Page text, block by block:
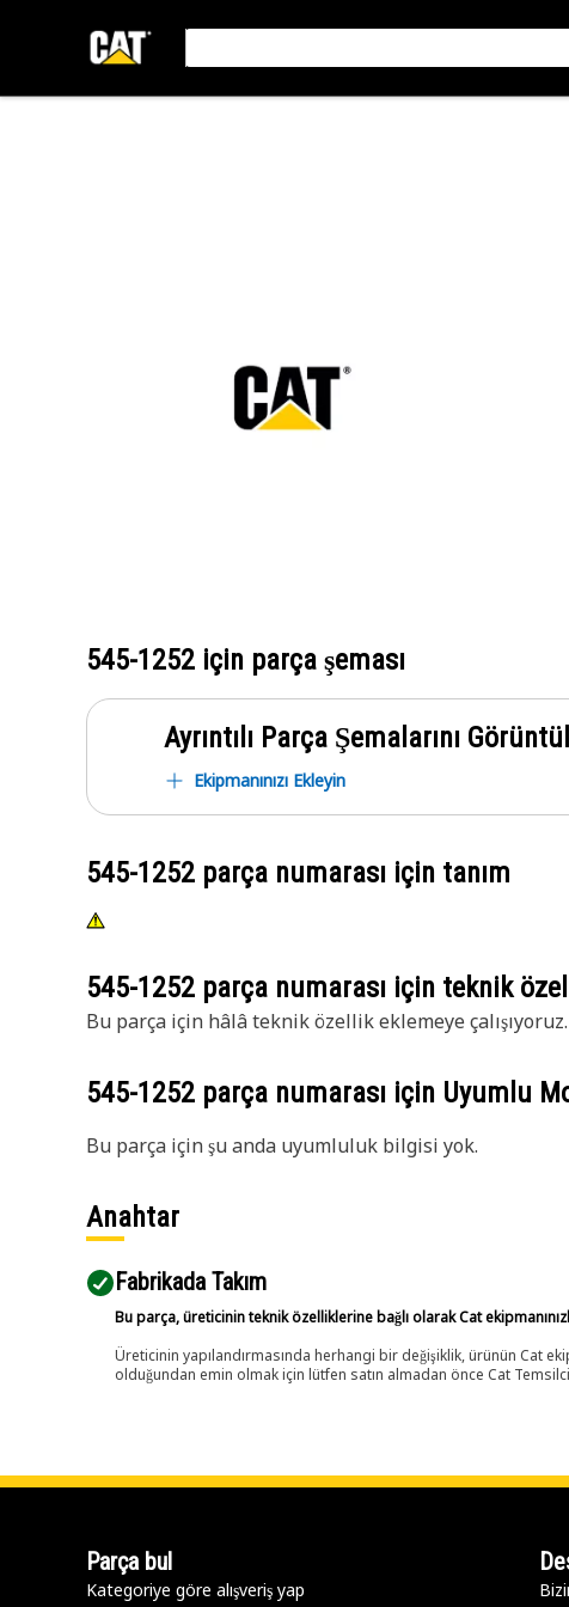
545-1252 için parça şeması
Ayrıntılı Parça Şemalarını
Ekipmanınızı Ekleyin
545-1252 parça numarası için tanım
545-1252 parça numarası için teknik
Bu parça için hâlâ teknik özellik eklemeye çalışıyoruz.
545-1252 parça numarası için Uyumlu
Bu parça için şu anda uyumluluk bilgisi yok.
Anahtar
Fabrikada Takım
Bu parça, üreticinin teknik özelliklerine bağlı olarak Cat
Üreticinin yapılandırmasında herhangi bir değişiklik, ürünün Cat
olduğundan emin olmak için lütfen satın almadan önce Cat
Parça bul
Kategoriye göre alışveriş yap